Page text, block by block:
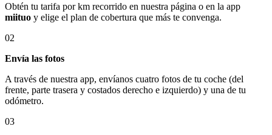
Obtén tu tarifa por km recorrido en nuestra página o en la app
miituo y elige el plan de cobertura que más te convenga.
02
Envía las fotos
A través de nuestra app, envíanos cuatro fotos de tu coche (del
frente, parte trasera y costados derecho e izquierdo) y una de tu
odómetro.
03